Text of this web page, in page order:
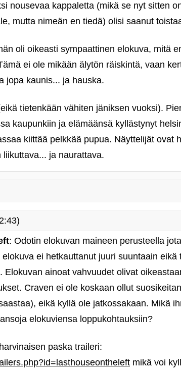
nousevaa kappaletta (mikä se nyt sitten
mutta nimeän en tiedä) olisi saanut
oli oikeasti sympaattinen elokuva, mitä
ei ole mikään älytön räiskintä, vaan
jopa kaunis... ja hauska.
tietenkään vähiten jäniksen vuoksi).
kaupunkiin ja elämäänsä kyllästynyt
kiittää pelkkää pupua. Näyttelijät ovat
liikuttava... ja naurattava.
: Odotin elokuvan maineen perusteella
ei hetkauttanut juuri suuntaain eikä
Elokuvan ainoat vahvuudet olivat
Craven ei ole koskaan ollut
eikä kyllä ole jatkossakaan. Mikä
elokuviensa loppukohtauksiin?
paska traileri:
mikä voi